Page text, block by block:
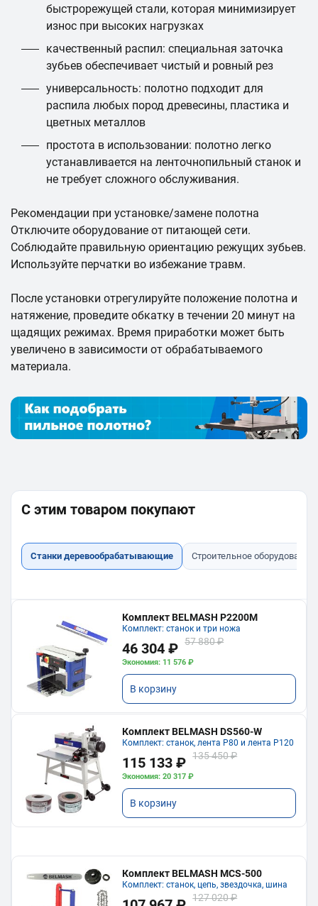
быстрорежущей стали, которая минимизирует
износ при высоких нагрузках
качественный распил: специальная заточка
зубьев обеспечивает чистый и ровный рез
универсальность: полотно подходит для
распила любых пород древесины, пластика и
цветных металлов
простота в использовании: полотно легко
устанавливается на ленточнопильный станок и
не требует сложного обслуживания.
Рекомендации при установке/замене полотна
Отключите оборудование от питающей сети.
Соблюдайте правильную ориентацию режущих зубьев.
Используйте перчатки во избежание травм.
После установки отрегулируйте положение полотна и
натяжение, проведите обкатку в течении 20 минут на
щадящих режимах. Время приработки может быть
увеличено в зависимости от обрабатываемого
материала.
С этим товаром покупают
Станки деревообрабатывающие Строительное оборудование
Комплект BELMASH P2200M
Комплект: станок и три ножа
46 304 ₽ 57 880 ₽
Экономия: 11 576 ₽
В корзину
Комплект BELMASH DS560-W
Комплект: станок, лента P80 и лента P120
115 133 ₽ 135 450 ₽
Экономия: 20 317 ₽
В корзину
Комплект BELMASH MCS-500
Комплект: станок, цепь, звездочка, шина
127 020 ₽